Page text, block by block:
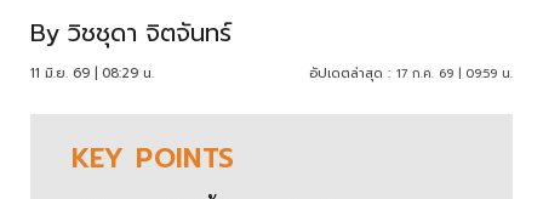
By วิชชุดา จิตจันทร์
11 มิ.ย. 69 | 08:29 น. อัปเดตล่าสุด : 17 ก.ค. 69 | 09:59 น.
KEY POINTS